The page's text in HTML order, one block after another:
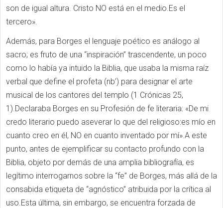
son de igual altura. Cristo NO está en el medio.Es el
tercero».
Además, para Borges el lenguaje poético es análogo al
sacro; es fruto de una “inspiración” trascendente, un poco
como lo había ya intuido la Biblia, que usaba la misma raíz
verbal que define el profeta (nb’) para designar el arte
musical de los cantores del templo (1 Crónicas 25,
1).Declaraba Borges en su Profesión de fe literaria: «De mi
credo literario puedo aseverar lo que del religioso:es mío en
cuanto creo en él, NO en cuanto inventado por mí».A este
punto, antes de ejemplificar su contacto profundo con la
Biblia, objeto por demás de una amplia bibliografía, es
legítimo interrogarnos sobre la “fe” de Borges, más allá de la
consabida etiqueta de “agnóstico” atribuida por la crítica al
uso.Esta última, sin embargo, se encuentra forzada de